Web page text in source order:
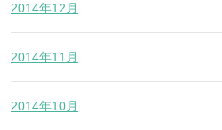
2014年12月
2014年11月
2014年10月